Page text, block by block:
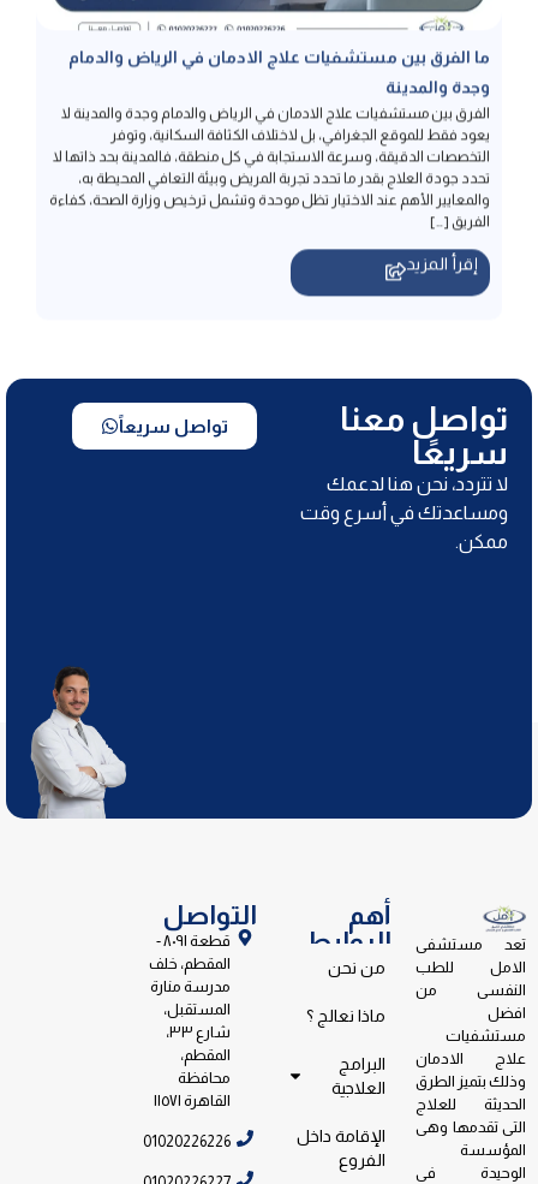
الفرق بين مستشفيات علاج الادمان في الرياض والدمام وجدة والمدينة لا
يعود فقط للموقع الجغرافي، بل لاختلاف الكثافة السكانية، وتوفر
التخصصات الدقيقة، وسرعة الاستجابة في كل منطقة، فالمدينة بحد ذاتها لا
تحدد جودة العلاج بقدر ما تحدد تجربة المريض وبيئة التعافي المحيطة به،
والمعايير الأهم عند الاختيار تظل موحدة وتشمل ترخيص وزارة الصحة، كفاءة
الفريق […]
إقرأ المزيد
تواصل معنا
سريعًا
لا تتردد، نحن هنا لدعمك
ومساعدتك في أسرع وقت
ممكن.
تواصل سريعاً
تعد مستشفى
الامل للطب
النفسى من
افضل
مستشفيات
علاج الادمان
وذلك بتميز الطرق
الحديثة للعلاج
التى تقدمها وهى
المؤسسة
الوحيدة فى
أهم
الروابط
من نحن
ماذا نعالج ؟
البرامج
العلاجية
الإقامة داخل
الفروع
التواصل
قطعة ٨٠٩١ -
المقطم، خلف
مدرسة منارة
المستقبل،
شارع ٣٣،
المقطم،
محافظة
القاهرة ١١٥٧١
01020226226